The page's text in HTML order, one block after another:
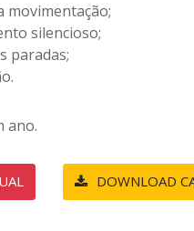
movimentação;
silencioso;
paradas;
ano.
DOWNLOAD